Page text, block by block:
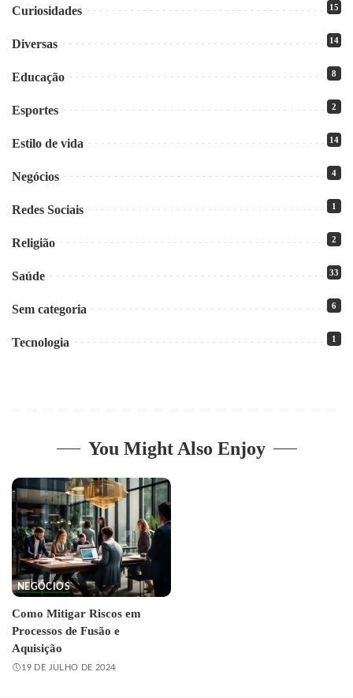
Curiosidades 15
Diversas 14
Educação 8
Esportes 2
Estilo de vida 14
Negócios 4
Redes Sociais 1
Religião 2
Saúde 33
Sem categoria 6
Tecnologia 1
You Might Also Enjoy
NEGÓCIOS
Como Mitigar Riscos em
Processos de Fusão e
Aquisição
19 DE JULHO DE 2024